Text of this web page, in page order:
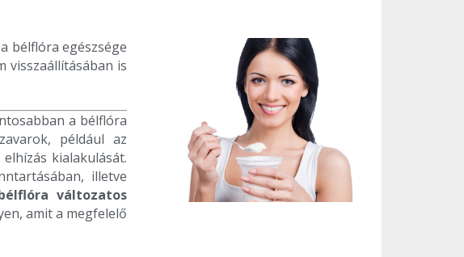
bélflóra egészsége
visszaállításában is
a bélflóra
például az
kialakulását.
illetve
változatos
amit a megfelelő